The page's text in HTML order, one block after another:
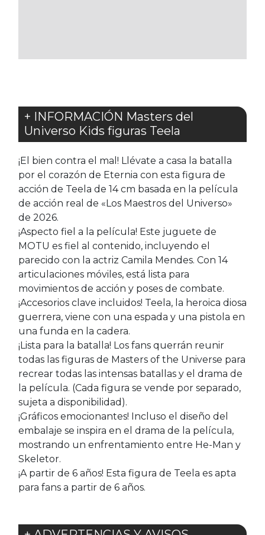
+ INFORMACIÓN Masters del
Universo Kids figuras Teela
¡El bien contra el mal! Llévate a casa la batalla
por el corazón de Eternia con esta figura de
acción de Teela de 14 cm basada en la película
de acción real de «Los Maestros del Universo»
de 2026.
¡Aspecto fiel a la película! Este juguete de
MOTU es fiel al contenido, incluyendo el
parecido con la actriz Camila Mendes. Con 14
articulaciones móviles, está lista para
movimientos de acción y poses de combate.
¡Accesorios clave incluidos! Teela, la heroica diosa
guerrera, viene con una espada y una pistola en
una funda en la cadera.
¡Lista para la batalla! Los fans querrán reunir
todas las figuras de Masters of the Universe para
recrear todas las intensas batallas y el drama de
la película. (Cada figura se vende por separado,
sujeta a disponibilidad).
¡Gráficos emocionantes! Incluso el diseño del
embalaje se inspira en el drama de la película,
mostrando un enfrentamiento entre He-Man y
Skeletor.
¡A partir de 6 años! Esta figura de Teela es apta
para fans a partir de 6 años.